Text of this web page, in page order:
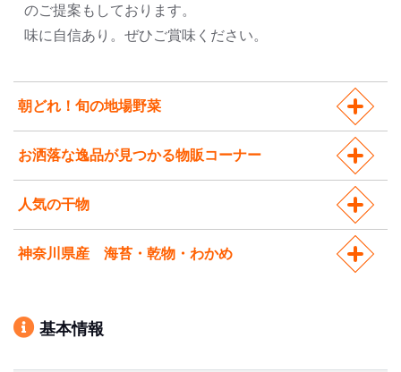
のご提案もしております。
味に自信あり。ぜひご賞味ください。
朝どれ！旬の地場野菜
お洒落な逸品が見つかる物販コーナー
人気の干物
神奈川県産 海苔・乾物・わかめ
基本情報